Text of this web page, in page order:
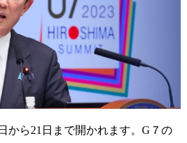
から21日まで開かれます。G７の